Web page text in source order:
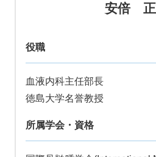
安倍
役職
血液内科主任部長
徳島大学名誉教授
所属学会・資格